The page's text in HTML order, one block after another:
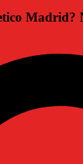
Madrid?